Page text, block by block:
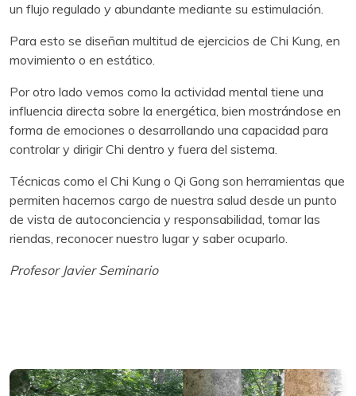
un flujo regulado y abundante mediante su estimulación.
Para esto se diseñan multitud de ejercicios de Chi Kung, en
movimiento o en estático.
Por otro lado vemos como la actividad mental tiene una
influencia directa sobre la energética, bien mostrándose en
forma de emociones o desarrollando una capacidad para
controlar y dirigir Chi dentro y fuera del sistema.
Técnicas como el Chi Kung o Qi Gong son herramientas que
permiten hacernos cargo de nuestra salud desde un punto
de vista de autoconciencia y responsabilidad, tomar las
riendas, reconocer nuestro lugar y saber ocuparlo.
Profesor Javier Seminario